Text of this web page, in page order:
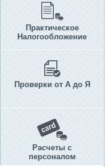
Практическое
Налогообложение
Проверки от А до Я
Расчеты с
персоналом